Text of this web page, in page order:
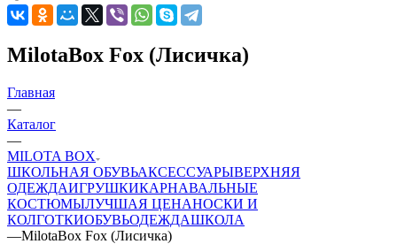
MilotaBox Fox (Лисичка)
Главная
—
Каталог
—
MILOTA BOX
ШКОЛЬНАЯ ОБУВЬАКСЕССУАРЫВЕРХНЯЯ
ОДЕЖДАИГРУШКИКАРНАВАЛЬНЫЕ
КОСТЮМЫЛУЧШАЯ ЦЕНАНОСКИ И
КОЛГОТКИОБУВЬОДЕЖДАШКОЛА
—MilotaBox Fox (Лисичка)